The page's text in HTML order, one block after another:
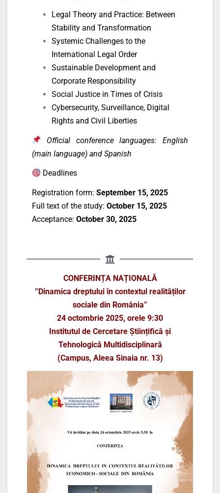
Legal Theory and Practice: Between
Stability and Transformation
Systemic Challenges to the
International Legal Order
Sustainable Development and
Corporate Responsibility
Social Justice in Times of Crisis
Cybersecurity, Surveillance, Digital
Rights and Civil Liberties
Official conference languages: English
(main language) and Spanish
Deadlines
Registration form: September 15, 2025
Full text of the study: October 15, 2025
Acceptance: October 30, 2025
CONFERINȚA NAȚIONALĂ
”Dinamica dreptului în contextul realităților
sociale din România”
24 octombrie 2025, orele 9:30
Institutul de Cercetare Științifică și
Tehnologică Multidisciplinară
(Campus, Aleea Sinaia nr. 13)